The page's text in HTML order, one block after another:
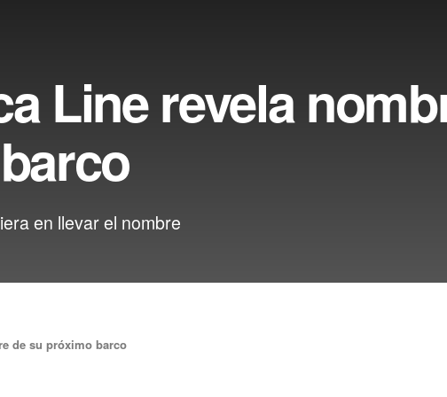
Line revela
en llevar el nombre
de su próximo barco